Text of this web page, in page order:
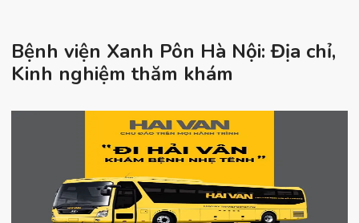
Bệnh viện Xanh Pôn Hà Nội: Địa chỉ,
Kinh nghiệm thăm khám